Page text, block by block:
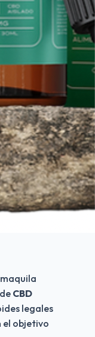
CBD
legales
el objetivo